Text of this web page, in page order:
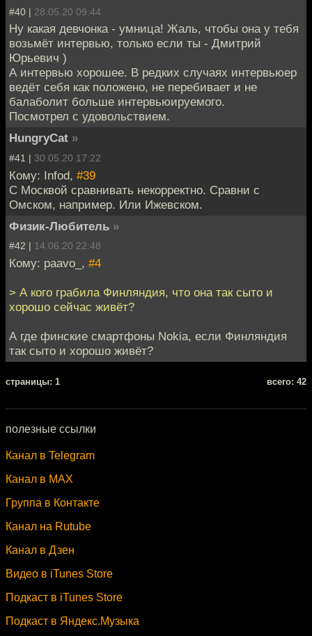
#40 | 28.05.20 09:44
Ну какая девчонка - умница! Жаль, чтобы она у тебя
возьмёт интервью, только если ты - Дмитрий
Юрьевич )
А интервью хорошее. В редких случаях интервьюер
ведёт себя как положено, не перебивает и не
балаболит больше интервьюируемого.
Посмотрел с удовольствием.
HungryCat »
#41 | 30.05.20 17:22
Кому: Infod, #39
С Москвой сравнивать некорректно. Сравни с
Омском, например. Или Ижевском.
Физик-Любитель »
#42 | 14.06.20 22:48
Кому: paavo_, #4
> А кого грабила Финляндия, что она так сыто и
хорошо сейчас живёт?
А где финские смартфоны Nokia, если Финляндия
так сыто и хорошо живёт?
cтраницы: 1 всего: 42
полезные ссылки
Канал в Telegram
Канал в MAX
Группа в Контакте
Канал на Rutube
Канал в Дзен
Видео в iTunes Store
Подкаст в iTunes Store
Подкаст в Яндекс.Музыка